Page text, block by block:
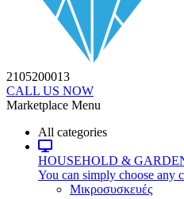
2105200013
CALL US NOW
Marketplace Menu
All categories
HOUSEHOLD &
You can simply choose any
Μικροσυσκευές